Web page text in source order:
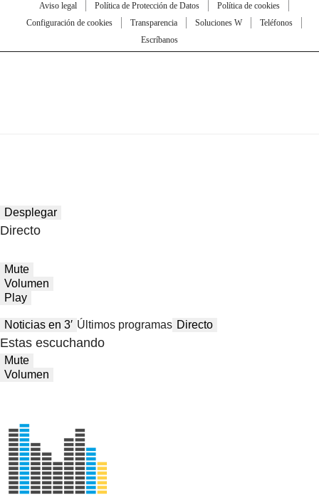
Aviso legal Política de Protección de Datos
Política de cookies
Configuración de cookies
Transparencia Soluciones W
Teléfonos
Escríbanos
Desplegar
Directo
Mute
Volumen
Play
Noticias en 3′ Últimos programas Directo
Estas escuchando
Mute
Volumen